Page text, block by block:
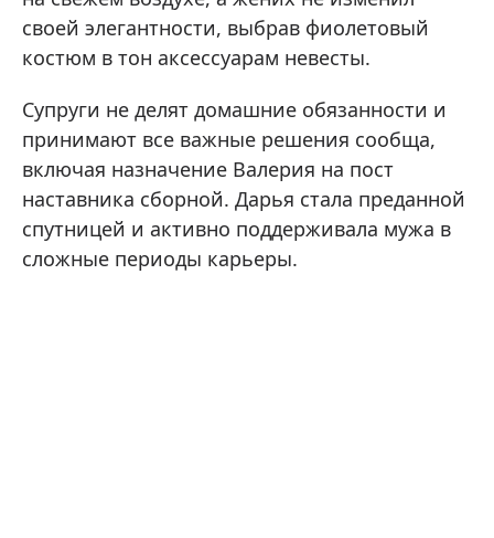
своей элегантности, выбрав фиолетовый
костюм в тон аксессуарам невесты.
Супруги не делят домашние обязанности и
принимают все важные решения сообща,
включая назначение Валерия на пост
наставника сборной. Дарья стала преданной
спутницей и активно поддерживала мужа в
сложные периоды карьеры.